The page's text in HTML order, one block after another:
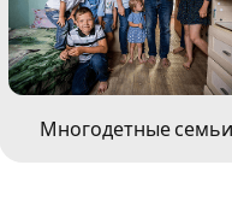
Многодетные семьи